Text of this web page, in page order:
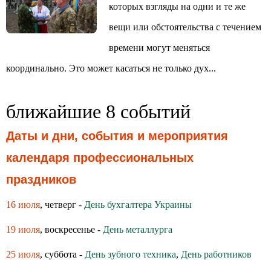
которых взгляды на одни и те же
вещи или обстоятельства с течением
времени могут меняться
координально. Это может касаться не только дух...
ближайшие 8 событий
Даты и дни, события и мероприятия
календаря профессиональных
праздников
16 июля, четверг - День бухгалтера Украины
19 июля, воскресенье - День металлурга
25 июля, суббота - День зубного техника, День работников